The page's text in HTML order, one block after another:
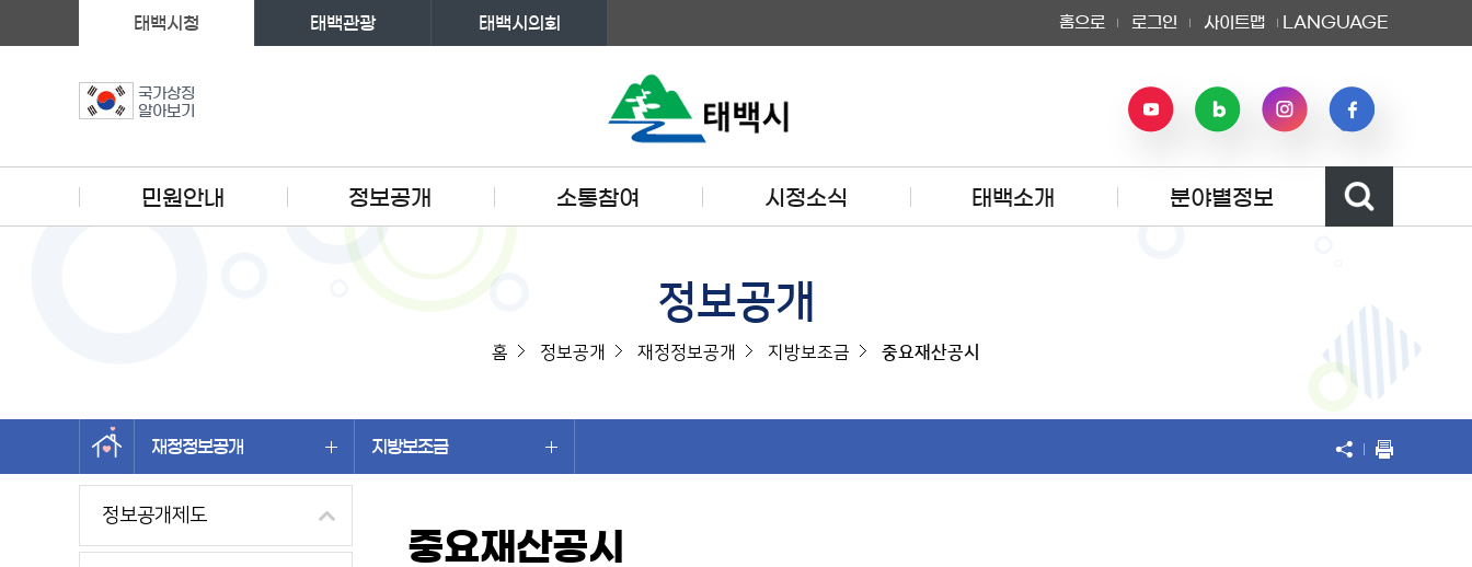
국가상징
알아보기
태백시청 태백관광 태백시의회 홈으로 로그인 사이트맵 LANGUAGE
민원안내 정보공개 소통참여 시정소식 태백소개 분야별정보
정보공개
홈 정보공개 재정정보공개 지방보조금 중요재산공시
재정정보공개 지방보조금
왼쪽메뉴
정보공개제도
중요재산공시